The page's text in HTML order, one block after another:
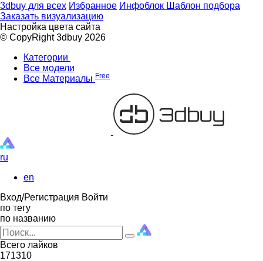
3dbuy для всех Избранное Инфоблок Шаблон подбора
Заказать визуализацию
Настройка цвета сайта
© CopyRight 3dbuy 2026
Категории
Все модели
Все Материалы Free
ru
en
Вход/Регистрация Войти
по тегу
по названию
Всего лайков
171310